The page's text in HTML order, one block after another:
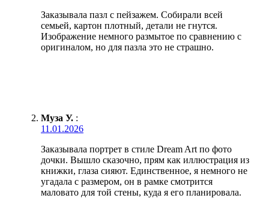
Заказывала пазл с пейзажем. Собирали всей
семьей, картон плотный, детали не гнутся.
Изображение немного размытое по сравнению с
оригиналом, но для пазла это не страшно.
Муза У. :
11.01.2026
Заказывала портрет в стиле Dream Art по фото
дочки. Вышло сказочно, прям как иллюстрация из
книжки, глаза сияют. Единственное, я немного не
угадала с размером, он в рамке смотрится
маловато для той стены, куда я его планировала.